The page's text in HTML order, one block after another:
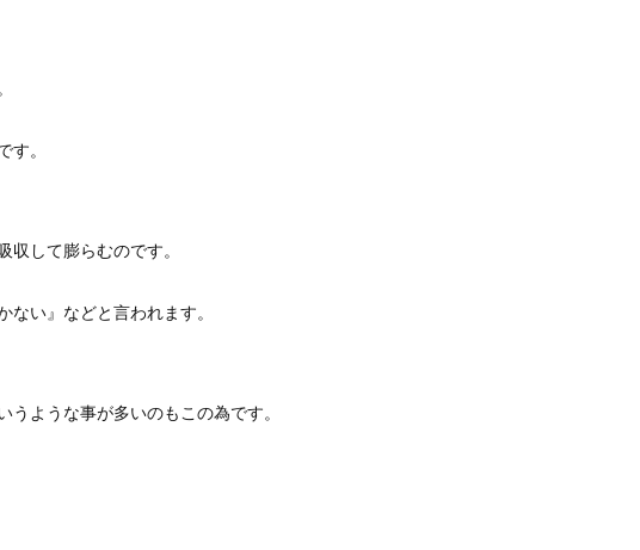
す。
して膨らむのです。
い』などと言われます。
ような事が多いのもこの為です。